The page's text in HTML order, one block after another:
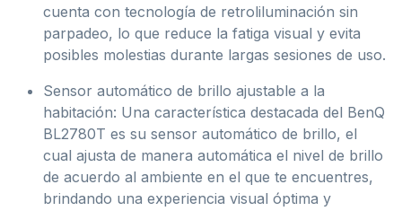
cuenta con tecnología de retroliluminación sin
parpadeo, lo que reduce la fatiga visual y evita
posibles molestias durante largas sesiones de uso.
Sensor automático de brillo ajustable a la
habitación: Una característica destacada del BenQ
BL2780T es su sensor automático de brillo, el
cual ajusta de manera automática el nivel de brillo
de acuerdo al ambiente en el que te encuentres,
brindando una experiencia visual óptima y